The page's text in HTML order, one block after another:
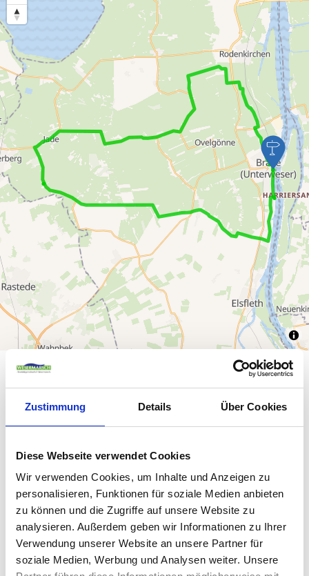
Zustimmung Details Über Cookies
Diese Webseite verwendet Cookies
Wir verwenden Cookies, um Inhalte und Anzeigen zu
personalisieren, Funktionen für soziale Medien anbieten
zu können und die Zugriffe auf unsere Website zu
analysieren. Außerdem geben wir Informationen zu Ihrer
Verwendung unserer Website an unsere Partner für
soziale Medien, Werbung und Analysen weiter. Unsere
0 km 20 km 40 km
-5 m
0 km 20 km 40 km
0 km 56 km